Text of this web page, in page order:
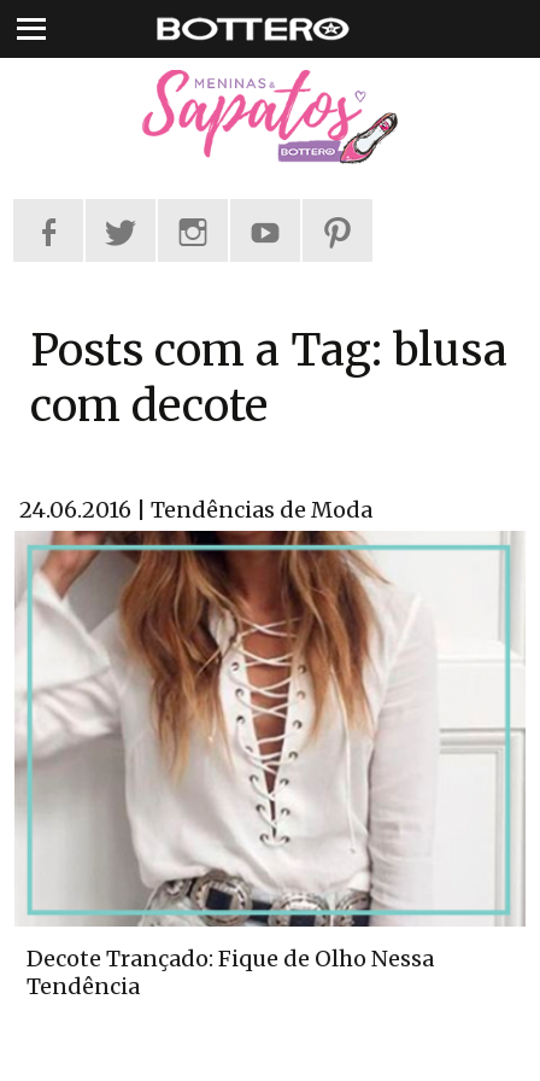
Pular
para
Posts com a Tag: blusa
com decote
24.06.2016 | Tendências de Moda
Decote Trançado: Fique de Olho Nessa
Tendência